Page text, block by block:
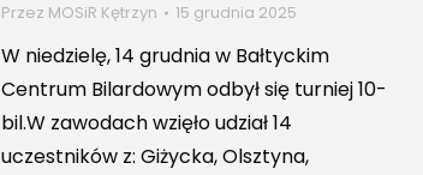
Przez MOSiR Kętrzyn 15 grudnia 2025
W niedzielę, 14 grudnia w Bałtyckim
Centrum Bilardowym odbył się turniej 10-
bil.W zawodach wzięło udział 14
uczestników z: Giżycka, Olsztyna,